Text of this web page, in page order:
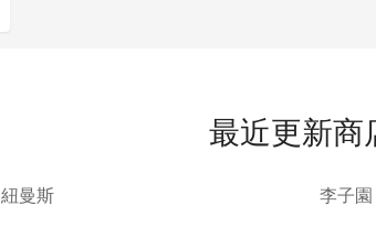
最近更新商
紐曼斯 李子園